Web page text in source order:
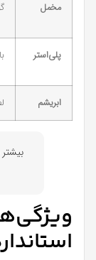
مخمل
پلی‌استر
ابریشم